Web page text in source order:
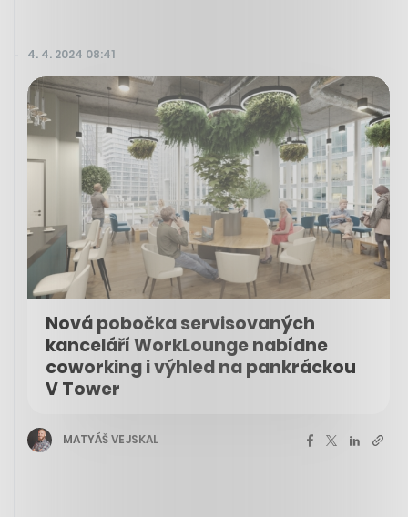
4. 4. 2024 08:41
Nová pobočka servisovaných
kanceláří WorkLounge nabídne
coworking i výhled na pankráckou
V Tower
MATYÁŠ VEJSKAL